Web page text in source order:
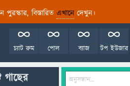
পুরস্কার, বিস্তারিত এখানেদেখুন।
টপ ইউজার
ব্যাজ
পোল
চ্যাট রুম